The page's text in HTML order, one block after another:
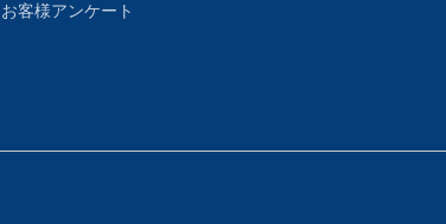
お客様アンケート